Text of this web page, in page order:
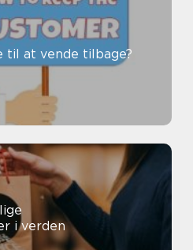
til at vende tilbage?
i verden